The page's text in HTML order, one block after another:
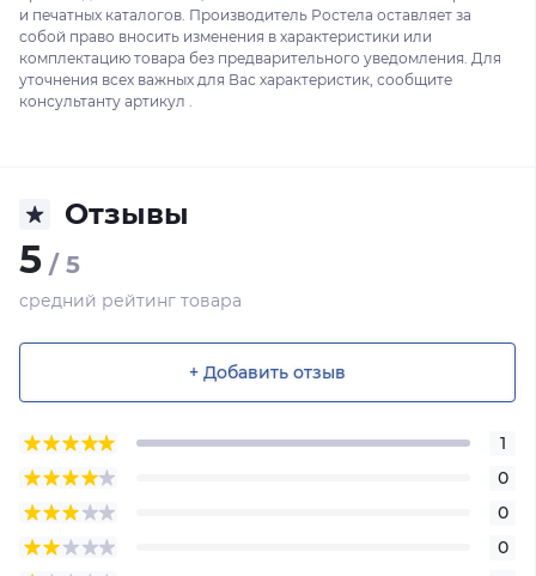
и печатных каталогов. Производитель Ростела оставляет за
собой право вносить изменения в характеристики или
комплектацию товара без предварительного уведомления. Для
уточнения всех важных для Вас характеристик, сообщите
консультанту артикул .
Отзывы
5 / 5
средний рейтинг товара
+ Добавить отзыв
1
0
0
0